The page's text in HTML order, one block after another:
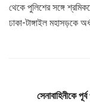
থেকে পুলিশের সঙ্গে
ঢাকা-টাঙ্গাইল মহাসড়কে
সেনাবাহিনীকে